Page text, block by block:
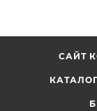
САЙТ
КАТАЛОГ